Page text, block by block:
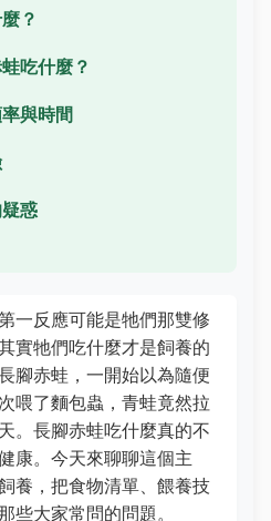
？
吃什麼？
與時間
惑
一反應可能是牠們那雙修
實牠們吃什麼才是飼養的
腳赤蛙，一開始以為隨便
喂了麵包蟲，青蛙竟然拉
。長腳赤蛙吃什麼真的不
康。今天來聊聊這個主
養，把食物清單、餵養技
些大家常問的問題。